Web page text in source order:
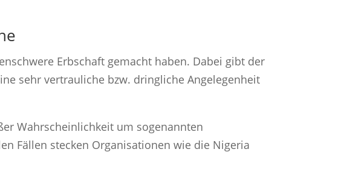
Erbschaft gemacht haben. Dabei gibt der
sehr vertrauliche bzw. dringliche Angelegenheit
Wahrscheinlichkeit um sogenannten
Fällen stecken Organisationen wie die Nigeria